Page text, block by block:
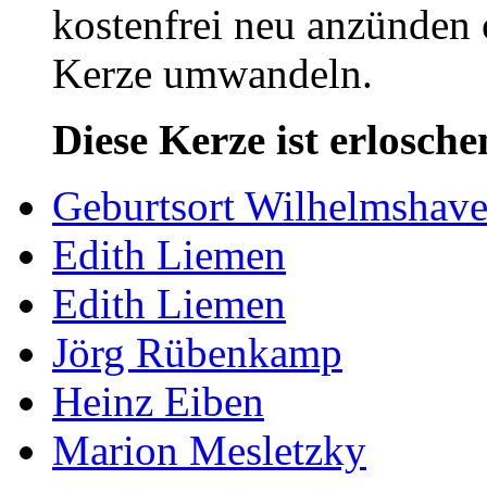
kostenfrei neu
Kerze umwandeln.
Diese Kerze ist
Geburtsort
Edith Liemen
Edith Liemen
Jörg Rübenkamp
Heinz Eiben
Marion Mesletzky